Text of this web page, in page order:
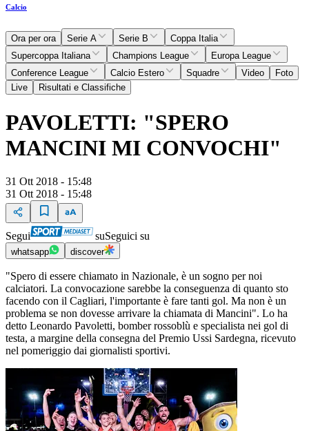
Calcio
Ora per ora Serie A Serie B
Coppa Italia
Supercoppa Italiana
Champions League
Europa League
Conference League
Calcio Estero Squadre Video
Foto
Live
Risultati e Classifiche
PAVOLETTI: "SPERO
MANCINI MI CONVOCHI"
31 Ott 2018 - 15:48
31 Ott 2018 - 15:48
Segui suSeguici su
whatsapp discover
"Spero di essere chiamato in Nazionale, è un sogno per noi
calciatori. La convocazione sarebbe la conseguenza di quanto sto
facendo con il Cagliari, l'importante è fare tanti gol. Ma non è un
problema se non dovesse arrivare la chiamata di Mancini". Lo ha
detto Leonardo Pavoletti, bomber rossoblù e specialista nei gol di
testa, a margine della consegna del Premio Ussi Sardegna, ricevuto
nel pomeriggio dai giornalisti sportivi.